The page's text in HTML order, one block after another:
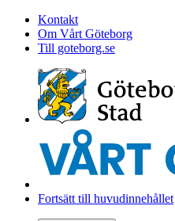
Kontakt
Om Vårt Göteborg
Till goteborg.se
Fortsätt till huvudinnehållet